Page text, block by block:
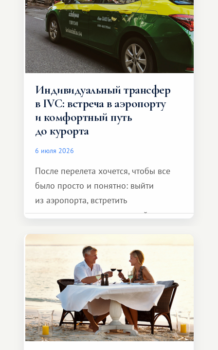
Индивидуальный трансфер
в IVC: встреча в аэропорту
и комфортный путь
до курорта
6 июля 2026
После перелета хочется, чтобы все
было просто и понятно: выйти
из аэропорта, встретить
представителя транспортной
и спокойно доехать до курорта.